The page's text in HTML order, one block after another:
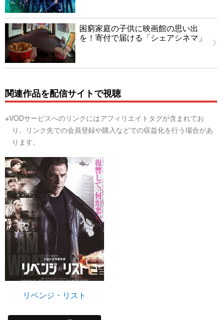
困窮家庭の子供に映画館の思い出
を！寄付で届ける「シェアシネマ」
関連作品を配信サイトで視聴
※VODサービスへのリンクにはアフィリエイトタグが含まれてお
り、リンク先での会員登録や購入などでの収益化を行う場合があ
ります。
リベンジ・リスト